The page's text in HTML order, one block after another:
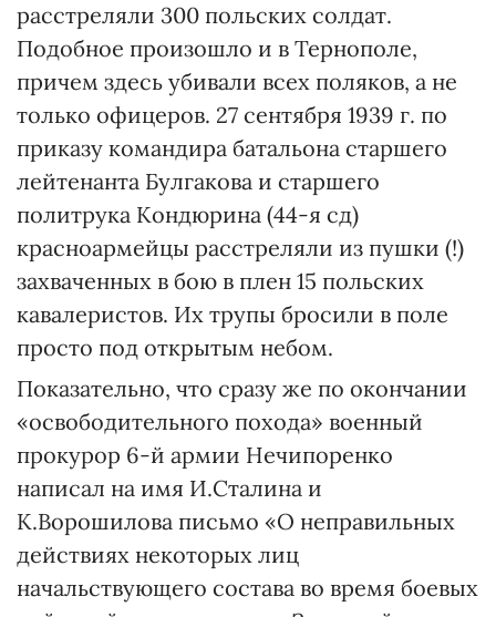
расстреляли 300 польских солдат.
Подобное произошло и в Тернополе,
причем здесь убивали всех поляков, а не
только офицеров. 27 сентября 1939 г. по
приказу командира батальона старшего
лейтенанта Булгакова и старшего
политрука Кондюрина (44-я сд)
красноармейцы расстреляли из пушки (!)
захваченных в бою в плен 15 польских
кавалеристов. Их трупы бросили в поле
просто под открытым небом.
Показательно, что сразу же по окончании
«освободительного похода» военный
прокурор 6-й армии Нечипоренко
написал на имя И.Сталина и
К.Ворошилова письмо «О неправильных
действиях некоторых лиц
начальствующего состава во время боевых